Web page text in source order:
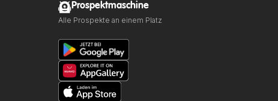
Prospektmaschine
Alle Prospekte an einem Platz